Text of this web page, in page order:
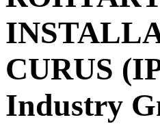
CURUS
Industry